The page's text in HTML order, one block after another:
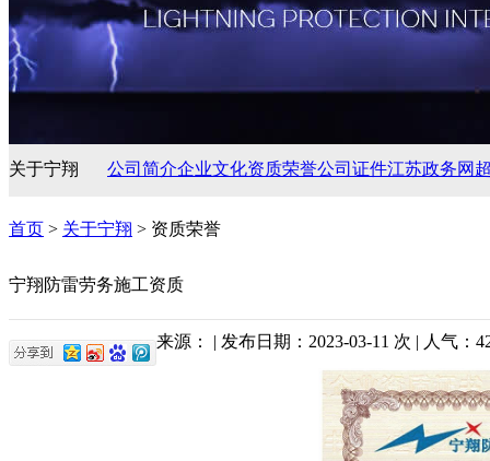
关于宁翔 公司简介企业文化资质荣誉公司证件江苏政务网
首页 > 关于宁翔 > 资质荣誉
宁翔防雷劳务施工资质
来源： | 发布日期：2023-03-11 次 | 人气：